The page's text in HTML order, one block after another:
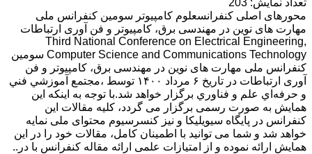
تعداد نمایش: 203
محورهای اصلی کنفرانسعلوم کامپیوتر سومین کنفرانس ملی
مهارت های نوین در مهندسی برق، کامپیوتر و فن آوری ارتباطات
Third National Conference on Electrical Engineering,
Computer Science and Communications Technology سومین
کنفرانس ملی مهارت های نوین در مهندسی برق، کامپیوتر و فن
آوری ارتباطات در تاریخ ۶ مرداد ۱۴۰۰ توسط ،مجتمع آموزشي فني
و حرفه‌اي علم و فناوري برگزار خواهد شد.با توجه به اینکه این
همایش به صورت رسمی برگزار می گردد، کلیه مقالات این
کنفرانس در پایگاه سیویلیکا و نیز کنسرسیوم محتوای ملی نمایه
خواهد شد و شما می توانید با اطمینان کامل، مقالات خود را در این
همایش ارائه نموده و از امتیازات علمی ارائه مقاله کنفرانس با در..